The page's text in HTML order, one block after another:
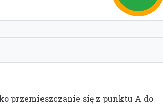
przemieszczanie się z punktu A do